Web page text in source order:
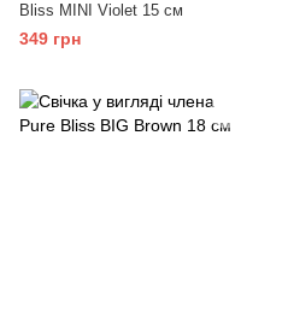
Bliss MINI Violet 15 см
349 грн